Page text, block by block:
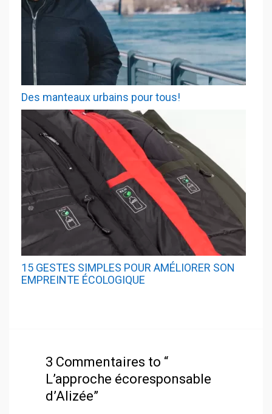
Des manteaux urbains pour tous!
15 GESTES SIMPLES POUR AMÉLIORER SON
EMPREINTE ÉCOLOGIQUE
3 Commentaires to “
L’approche écoresponsable
d’Alizée”